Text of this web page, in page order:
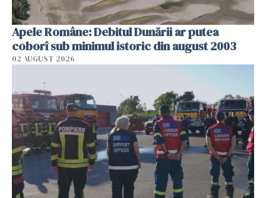
Apele Române: Debitul Dunării ar putea
coborî sub minimul istoric din august 2003
02 AUGUST 2026